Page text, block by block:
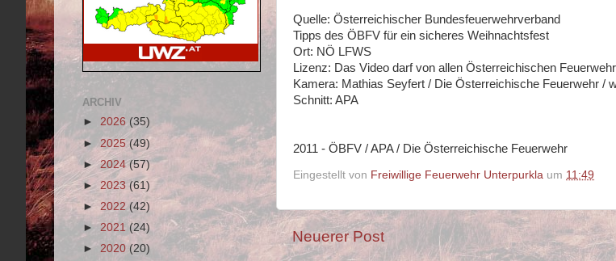
Quelle: Österreichischer Bundesfeuerwehrverband
Tipps des ÖBFV für ein sicheres Weihnachtsfest
Ort: NÖ LFWS
Lizenz: Das Video darf von allen Österreichischen
Kamera: Mathias Seyfert / Die Österreichische Feuerwehr /
Schnitt: APA
2011 - ÖBFV / APA / Die Österreichische Feuerwehr
Eingestellt von Freiwillige Feuerwehr Unterpurkla um 11:49
Neuerer Post
ARCHIV
► 2026 (35)
► 2025(49)
►2024(57)
► 2023 (61)
► 2022(42)
►2021(24)
► 2020 (20)